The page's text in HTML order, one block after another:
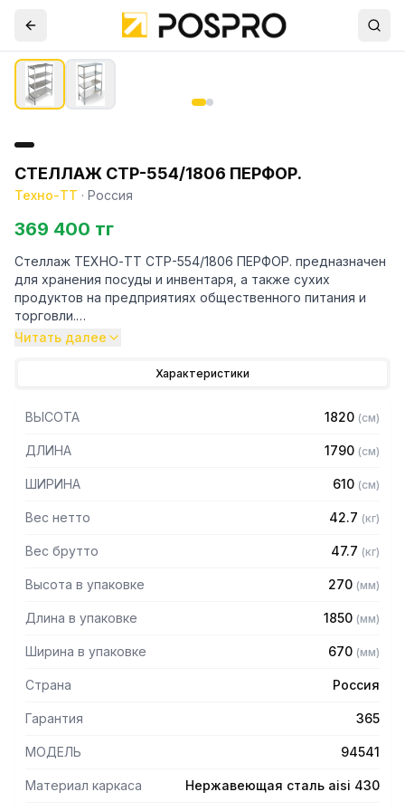
СТЕЛЛАЖ СТР-554/1806 ПЕРФОР.
Техно-ТТ · Россия
369 400 тг
Стеллаж ТЕХНО-ТТ СТР-554/1806 ПЕРФОР. предназначен
для хранения посуды и инвентаря, а также сухих
продуктов на предприятиях общественного питания и
торговли.
430 толщиной 1,2 мм
— Четыре перфорированные полки из нержавеющей
стали марки AISI 430 толщиной 0,8 мм
— Расстояние между полками регулируемое с шагом 120
— Регулируемые опоры
Читать далее
Характеристики
ВЫСОТА 1820 (см)
ДЛИНА 1790 (см)
ШИРИНА 610 (см)
Вес нетто 42.7 (кг)
Вес брутто 47.7 (кг)
Высота в упаковке 270 (мм)
Длина в упаковке 1850 (мм)
Ширина в упаковке 670 (мм)
Страна Россия
Гарантия 365
МОДЕЛЬ 94541
Материал каркаса Нержавеющая сталь aisi 430